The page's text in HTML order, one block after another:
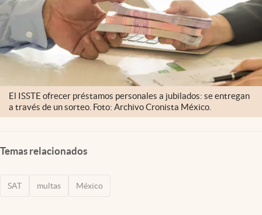
El ISSTE ofrecer préstamos personales a jubilados: se entregan
a través de un sorteo. Foto: Archivo Cronista México.
Temas relacionados
SAT multas México